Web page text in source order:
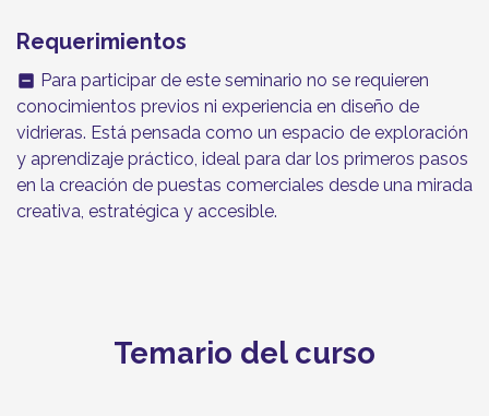
Requerimientos
indeterminate_check_box Para participar de este seminario no se requieren
conocimientos previos ni experiencia en diseño de
vidrieras. Está pensada como un espacio de exploración
y aprendizaje práctico, ideal para dar los primeros pasos
en la creación de puestas comerciales desde una mirada
creativa, estratégica y accesible.
Temario del curso